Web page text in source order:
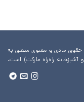
حقوق مادی و معنوی متعلق به
آشپزخانه راه‌راه مارکت) است.